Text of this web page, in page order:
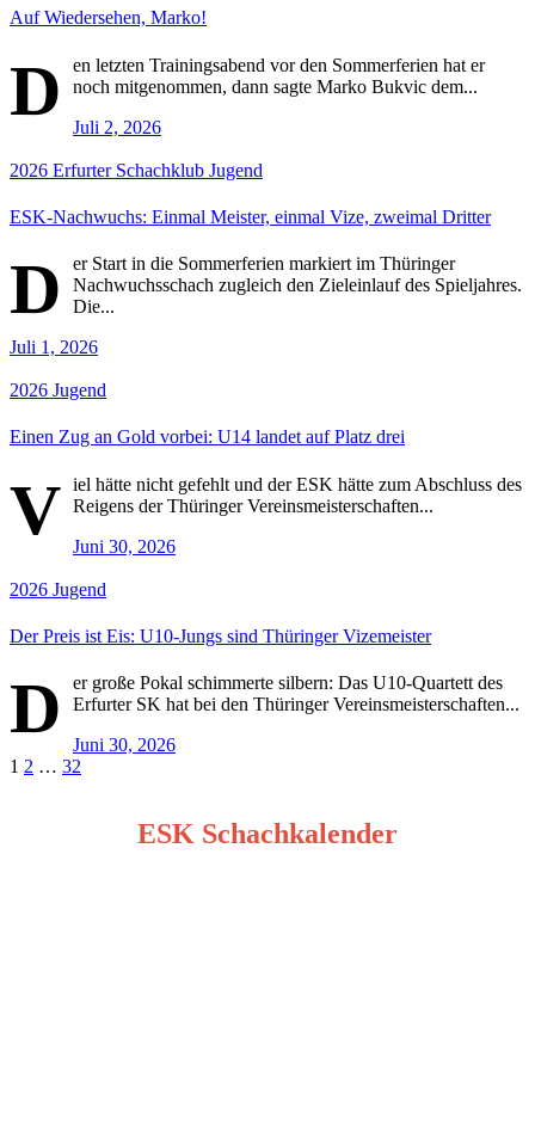
Auf Wiedersehen, Marko!
D
en letzten Trainingsabend vor den Sommerferien hat er
noch mitgenommen, dann sagte Marko Bukvic dem...
Juli 2, 2026
2026 Erfurter Schachklub Jugend
ESK-Nachwuchs: Einmal Meister, einmal Vize, zweimal Dritter
D
er Start in die Sommerferien markiert im Thüringer
Nachwuchsschach zugleich den Zieleinlauf des Spieljahres.
Die...
Juli 1, 2026
2026 Jugend
Einen Zug an Gold vorbei: U14 landet auf Platz drei
V iel hätte nicht gefehlt und der ESK hätte zum Abschluss des
Reigens der Thüringer Vereinsmeisterschaften...
Juni 30, 2026
2026 Jugend
Der Preis ist Eis: U10-Jungs sind Thüringer Vizemeister
D
er große Pokal schimmerte silbern: Das U10-Quartett des
Erfurter SK hat bei den Thüringer Vereinsmeisterschaften...
Juni 30, 2026
Seitennummerierung
1 2 … 32
ESK Schachkalender